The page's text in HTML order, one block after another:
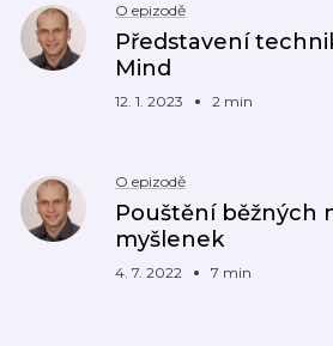
O epizodě
Představení
Mind
12. 1. 2023 2 min
O epizodě
Pouštění běžných
myšlenek
4. 7. 2022 7 min